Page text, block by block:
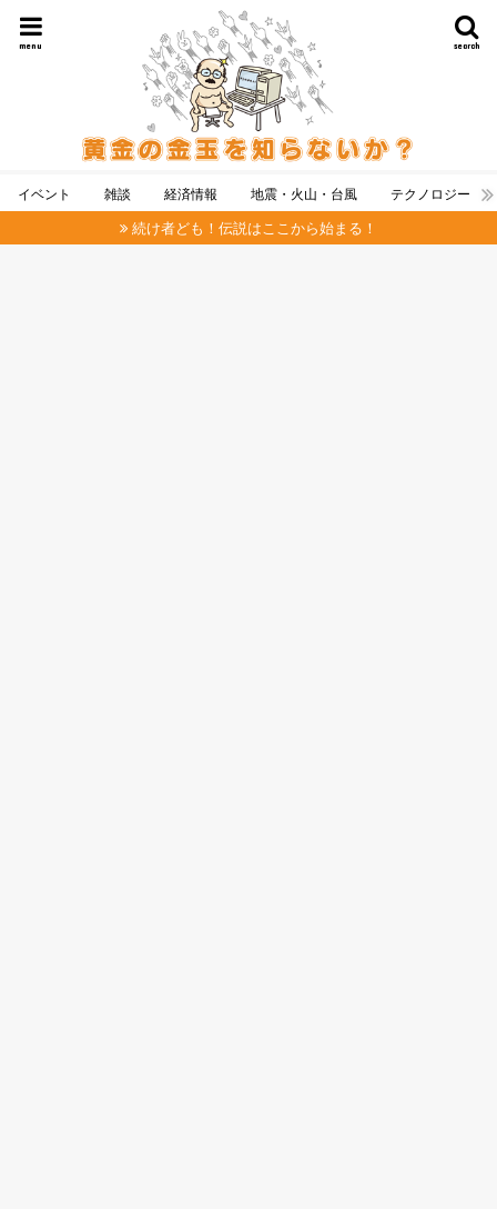
search
menu
イベント 雑談 経済情報 地震・火山・台風 テクノロジー
続け者ども！伝説はここから始まる！